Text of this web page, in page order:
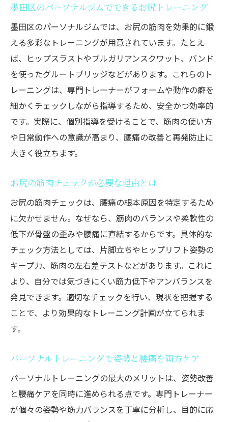
墨田区のパーソナルジムでできるお尻トレーニング
墨田区のパーソナルジムでは、お尻の筋肉を効果的に鍛
える多彩なトレーニングが用意されています。たとえ
ば、ヒップスラストやブルガリアンスクワット、バンド
を使ったグルートブリッジなどがあります。これらのト
レーニングは、専門トレーナーがフォームや動作の癖を
細かくチェックしながら指導するため、安全かつ効率的
です。実際に、個別指導を受けることで、筋肉の使い方
や日常動作への意識が高まり、腰痛の改善と再発防止に
大きく役立ちます。
お尻の筋肉チェックが必要な理由とは
お尻の筋肉チェックは、腰痛の根本原因を特定するため
に欠かせません。なぜなら、筋肉のバランスや柔軟性の
低下が骨盤の歪みや腰痛に直結するからです。具体的な
チェック方法としては、片脚立ちやヒップリフト姿勢の
キープ力、筋肉の左右差テストなどがあります。これに
より、自分では気づきにくい筋力低下やアンバランスを
発見できます。適切なチェックを行い、現状を把握する
ことで、より効果的なトレーニング計画が立てられま
す。
パーソナルトレーニングで姿勢と腰痛を両方ケア
パーソナルトレーニングの最大のメリットは、姿勢改善
と腰痛ケアを同時に進められる点です。専門トレーナー
が個々の姿勢や筋力バランスを丁寧に分析し、目的に応